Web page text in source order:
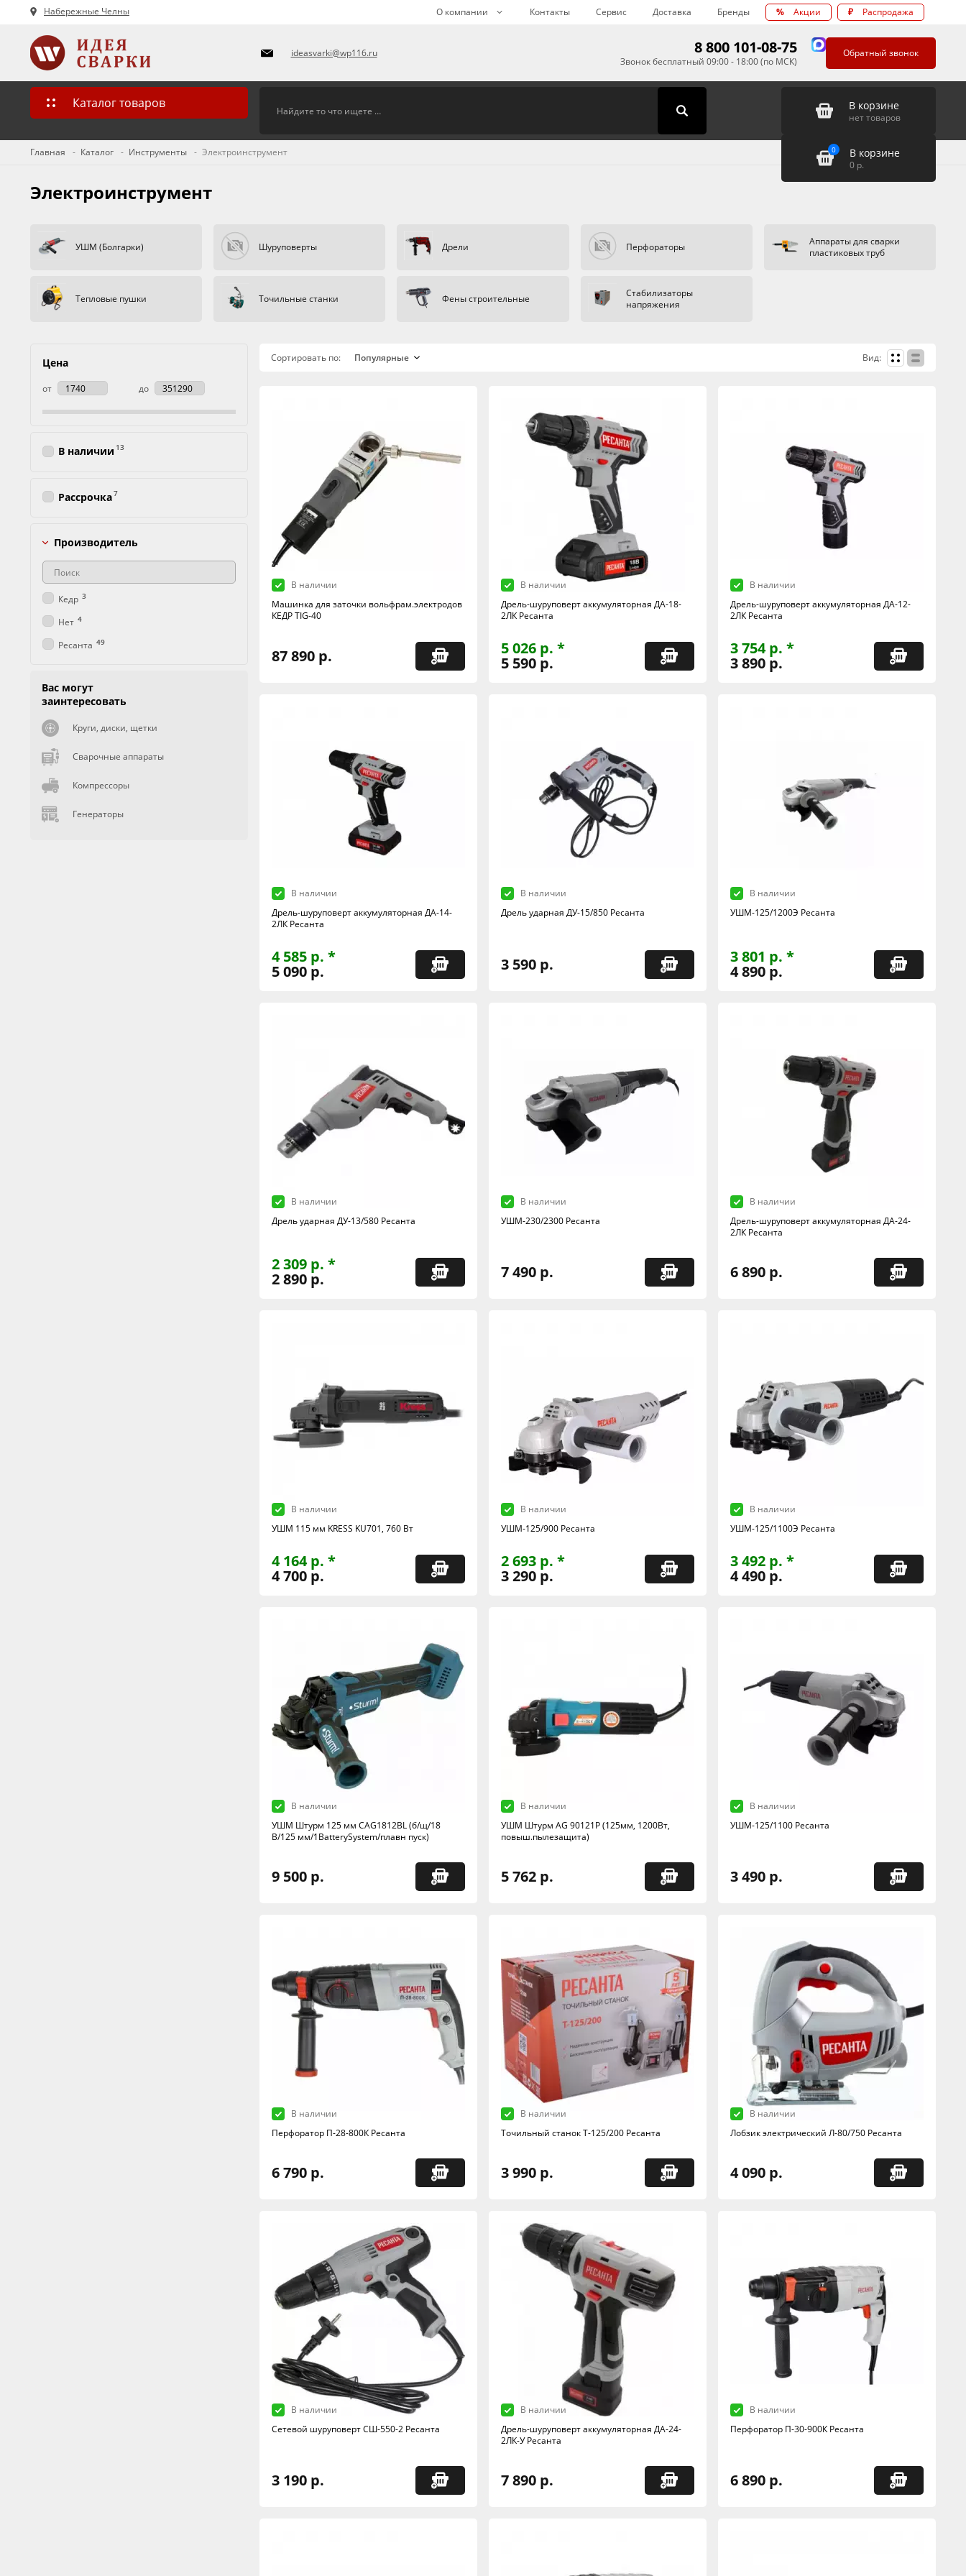
Набережные Челны О компании Контакты Сервис Доставка Бренды % Акции ₽ Распродажа
ideasvarki@wp116.ru 8 800 101-08-75
Звонок бесплатный 09:00 - 18:00 (по МСК)
Обратный звонок
Каталог товаров В корзине
нет товаров
0 В корзине
0 р.
Главная Каталог Инструменты Электроинструмент
Электроинструмент
УШМ (Болгарки) Шуруповерты Дрели Перфораторы
Аппараты для сварки
пластиковых труб
Тепловые пушки Точильные станки Фены строительные
Стабилизаторы
напряжения
Сортировать по: Вид:
В наличии
Машинка для заточки вольфрам.электродов
КЕДР TIG-40
87 890 р.
В наличии
Дрель-шуруповерт аккумуляторная ДА-18-
2ЛК Ресанта
5 026 р. *
5 590 р.
В наличии
Дрель-шуруповерт аккумуляторная ДА-12-
2ЛК Ресанта
3 754 р. *
3 890 р.
В наличии
Дрель-шуруповерт аккумуляторная ДА-14-
2ЛК Ресанта
4 585 р. *
5 090 р.
В наличии
Дрель ударная ДУ-15/850 Ресанта
3 590 р.
В наличии
УШМ-125/1200Э Ресанта
3 801 р. *
4 890 р.
В наличии
Дрель ударная ДУ-13/580 Ресанта
2 309 р. *
2 890 р.
В наличии
УШМ-230/2300 Ресанта
7 490 р.
В наличии
Дрель-шуруповерт аккумуляторная ДА-24-
2ЛК Ресанта
6 890 р.
В наличии
УШМ 115 мм KRESS KU701, 760 Вт
4 164 р. *
4 700 р.
В наличии
УШМ-125/900 Ресанта
2 693 р. *
3 290 р.
В наличии
УШМ-125/1100Э Ресанта
3 492 р. *
4 490 р.
В наличии
УШМ Штурм 125 мм CAG1812BL (б/щ/18
В/125 мм/1BatterySystem/плавн пуск)
9 500 р.
В наличии
УШМ Штурм АG 90121P (125мм, 1200Вт,
повыш.пылезащита)
5 762 р.
В наличии
УШМ-125/1100 Ресанта
3 490 р.
В наличии
Перфоратор П-28-800К Ресанта
6 790 р.
В наличии
Точильный станок Т-125/200 Ресанта
3 990 р.
В наличии
Лобзик электрический Л-80/750 Ресанта
4 090 р.
В наличии
Сетевой шуруповерт СШ-550-2 Ресанта
3 190 р.
В наличии
Дрель-шуруповерт аккумуляторная ДА-24-
2ЛК-У Ресанта
7 890 р.
В наличии
Перфоратор П-30-900К Ресанта
6 890 р.
Цена
от до
В наличии 13
Рассрочка7
Производитель
Кедр 3
Нет 4
Ресанта 49
Вас могут
заинтересовать
Круги, диски, щетки
Сварочные аппараты
Компрессоры
Генераторы